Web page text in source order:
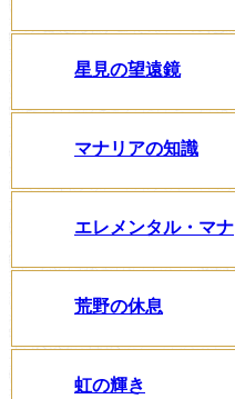
星見の望遠鏡
マナリアの知識
エレメンタル・マナ
荒野の休息
虹の輝き